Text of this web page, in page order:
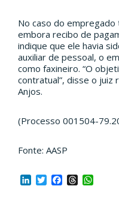
No caso do
embora recibo de
indique que ele havia
auxiliar de pessoal, o
como faxineiro. “O
contratual”, disse o juiz
Anjos.
(Processo 001504-
Fonte: AASP
LinkedIn
TwitterFacebook
Threads